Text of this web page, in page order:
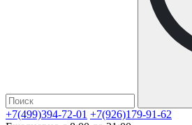
+7(499)394-72-01 +7(926)179-91-62